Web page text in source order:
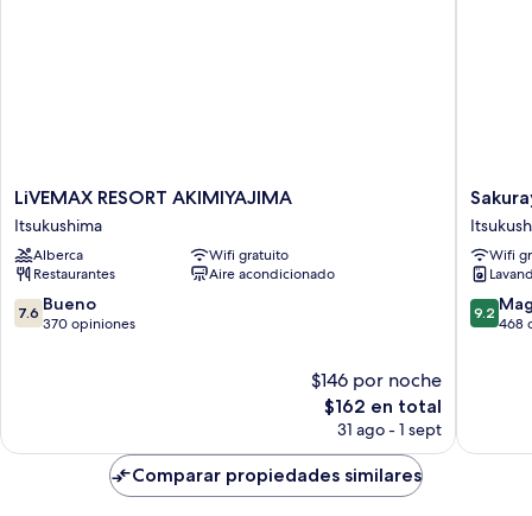
LiVEMAX
RESORT
AKIMIYAJIMA
Itsukushima
LiVEMAX RESORT AKIMIYAJIMA
Itsukushima
Alberca
Wifi gratuito
Restaurantes
Aire acondicionado
7.6
de
7.6 Bueno
370 opiniones
$146 por noche
El
precio
es
$162 en total
31 ago - 1 sept
Wifi
9.2
de
9.2
468
Comparar propiedades similares